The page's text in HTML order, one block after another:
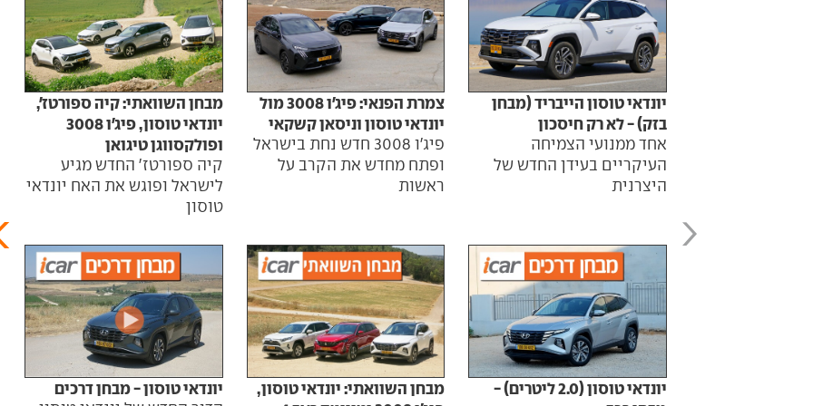
יונדאי טוסון הייבריד (מבחן
בזק) - לא רק חיסכון
אחד ממנועי הצמיחה
העיקריים בעידן החדש של
היצרנית
צמרת הפנאי: פיג'ו 3008 מול
יונדאי טוסון וניסאן קשקאי
פיג'ו 3008 חדש נחת בישראל
ופתח מחדש את הקרב על
ראשות
מבחן השוואתי: קיה ספורטז',
יונדאי טוסון, פיג'ו 3008
ופולקסווגן טיגואן
קיה ספורטז' החדש מגיע
לישראל ופוגש את האח יונדאי
טוסון
יונדאי טוסון (2.0 ליטרים) -
מבחן השוואתי: יונדאי טוסון,
יונדאי טוסון - מבחן דרכים